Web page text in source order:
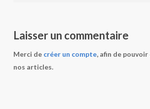
Laisser un commentaire
Merci de créer un compte, afin de
nos articles.